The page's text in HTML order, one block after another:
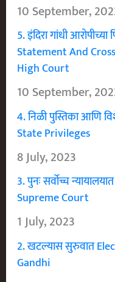
10 September,
5. इंदिरा गांधी
Statement And
High Court
10 September,
4. निळी पुस्तिका आणि
State Privileges
8 July, 2023
3. पुनः सर्वोच्च
Supreme Court
1 July, 2023
2. खटल्यास सुरुवात
Gandhi